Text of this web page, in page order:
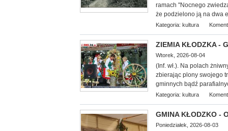
ramach "Nocnego
że podzielono ją na dwa
Kategoria: kultura
ZIEMIA KŁODZKA -
Wtorek, 2026-08-04
(Inf. wł.). Na polach
zbierając plony swojego
gminnych bądź
Kategoria: kultura
GMINA KŁODZKO -
Poniedziałek, 2026-08-03